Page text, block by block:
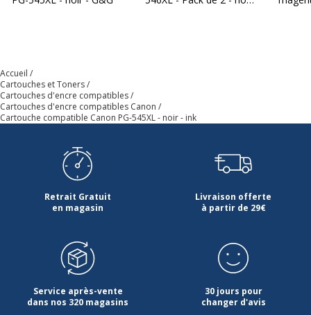
Accueil
Cartouches et Toners
Cartouches d'encre compatibles
Cartouches d'encre compatibles Canon
Cartouche compatible Canon PG-545XL - noir - ink
Retrait Gratuit
en magasin
Livraison offerte
à partir de 29€
Service après-vente
dans nos 320 magasins
30 jours pour
changer d'avis